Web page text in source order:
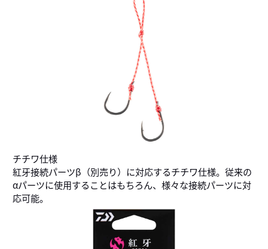
チチワ仕様
紅牙接続パーツβ（別売り）に対応するチチワ仕様。従来の
αパーツに使用することはもちろん、様々な接続パーツに対
応可能。